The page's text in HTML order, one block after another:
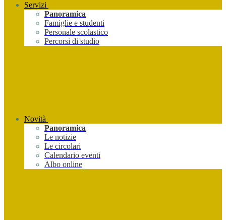
Servizi
Panoramica
Famiglie e studenti
Personale scolastico
Percorsi di studio
Novità
Panoramica
Le notizie
Le circolari
Calendario eventi
Albo online